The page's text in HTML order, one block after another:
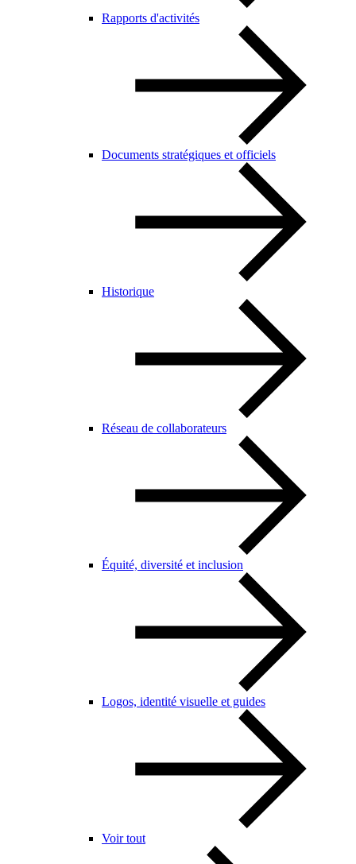
Rapports d'activités
Documents stratégiques et officiels
Historique
Réseau de collaborateurs
Équité, diversité et inclusion
Logos, identité visuelle et guides
Voir tout